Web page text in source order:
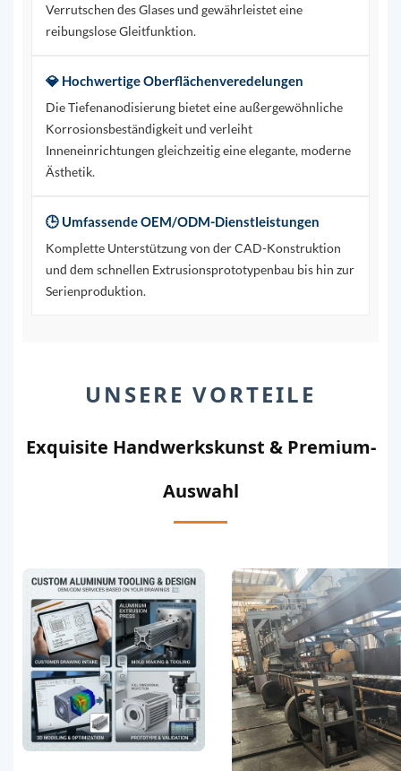
Verrutschen des Glases und gewährleistet eine
reibungslose Gleitfunktion.
💎 Hochwertige Oberflächenveredelungen
Die Tiefenanodisierung bietet eine außergewöhnliche
Korrosionsbeständigkeit und verleiht
Inneneinrichtungen gleichzeitig eine elegante, moderne
Ästhetik.
🕒 Umfassende OEM/ODM-Dienstleistungen
Komplette Unterstützung von der CAD-Konstruktion
und dem schnellen Extrusionsprototypenbau bis hin zur
Serienproduktion.
UNSERE VORTEILE
Exquisite Handwerkskunst & Premium-
Auswahl